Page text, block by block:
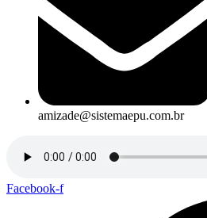
amizade@sistemaepu.com.br
Facebook-f